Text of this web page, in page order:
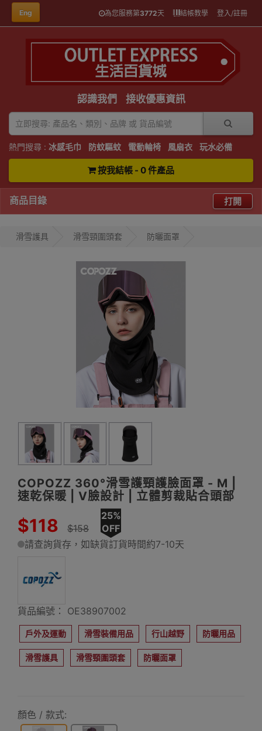
Eng 為您服務第3772天 結帳教學 登入/註冊
認識我們 接收優惠資訊
熱門搜尋 : 冰感毛巾 防蚊驅蚊 電動輪椅 風扇衣 玩水必備
按我結帳 - 0 件產品
商品目錄 打開
滑雪護具 滑雪頸圍頭套 防曬面罩
COPOZZ 360°滑雪護頸護臉面罩 - M |
速乾保暖 | V臉設計 | 立體剪裁貼合頭部
$118 $158
25%
OFF
請查詢貨存，如缺貨訂貨時間約7-10天
貨品編號： OE38907002
戶外及運動 滑雪裝備用品 行山越野 防曬用品
滑雪護具 滑雪頸圍頭套 防曬面罩
顏色 / 款式: